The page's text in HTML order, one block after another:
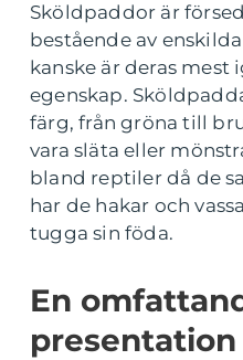
Sköldpaddor är
bestående av
kanske är deras mest
egenskap.
färg, från gröna till
vara släta eller
bland reptiler då de
har de hakar och
tugga sin föda.
En